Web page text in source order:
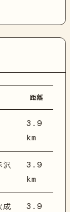
距離
3.9
km
沢
3.9
km
成 3.9